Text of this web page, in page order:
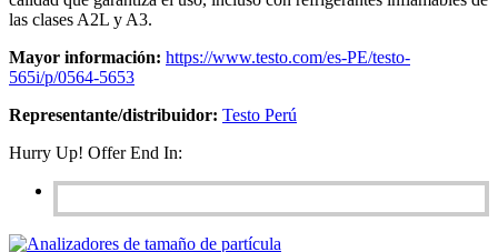
las clases A2L y A3.
Mayor información: https://www.testo.com/es-PE/testo-
565i/p/0564-5653
Representante/distribuidor: Testo Perú
Hurry Up! Offer End In: